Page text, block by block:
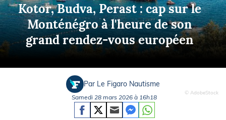
Kotor, Budva, Perast : cap sur le
Monténégro à l'heure de son
grand rendez-vous européen
© AdobeStock
Par Le Figaro Nautisme
Samedi 28 mars 2026 à 16h18